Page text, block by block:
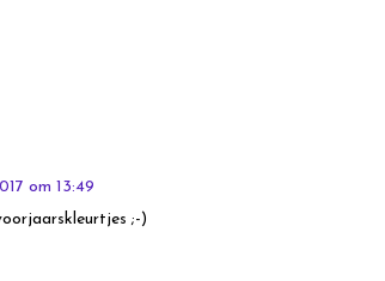
om 13:49
;-)